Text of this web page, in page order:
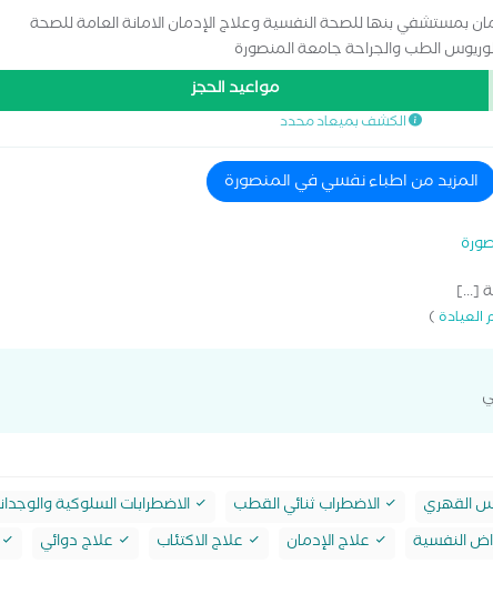
بمستشفي بنها للصحة النفسية وعلاج الإدمان الامانة العامة للصحة
مواعيد الحجز
الكشف بميعاد محدد
المزيد من اطباء نفسي في المنصورة
[...]
)
القهري الاضطراب ثنائي القطب الاضطرابات السلوكية
النفسية علاج الإدمان علاج الاكتئاب علاج دوائي